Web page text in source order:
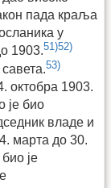
пада краља
у
1903.51)52)
53)
октобра 1903.
је био
владе и
марта до 30.
је